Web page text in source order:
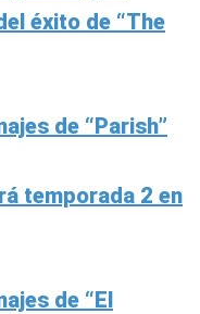
éxito de “The
de “Parish”
temporada 2 en
de “El